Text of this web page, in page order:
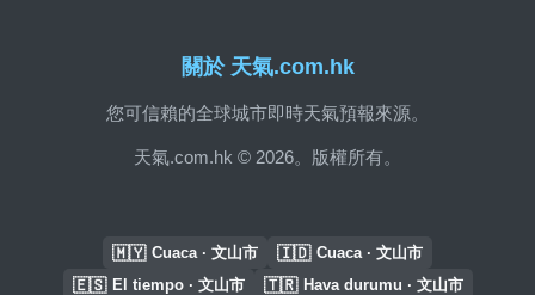
關於 天氣.com.hk
您可信賴的全球城市即時天氣預報來源。
天氣.com.hk © 2026。版權所有。
🇲🇾 Cuaca · 文山市 🇮🇩 Cuaca · 文山市
🇪🇸 El tiempo · 文山市 🇹🇷 Hava durumu · 文山市